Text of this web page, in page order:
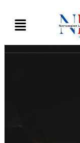
content
Menu